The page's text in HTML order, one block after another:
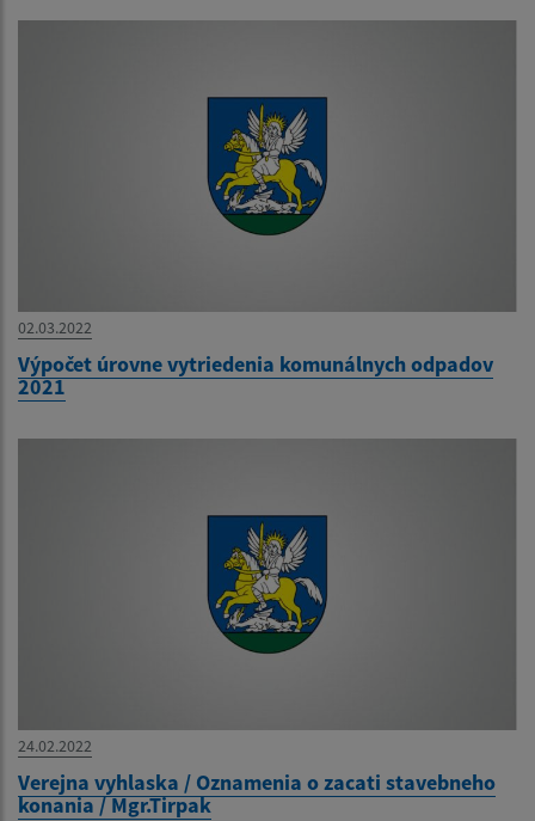
02.03.2022
Výpočet úrovne vytriedenia komunálnych odpadov
2021
24.02.2022
Verejna vyhlaska / Oznamenia o zacati stavebneho
konania / Mgr.Tirpak